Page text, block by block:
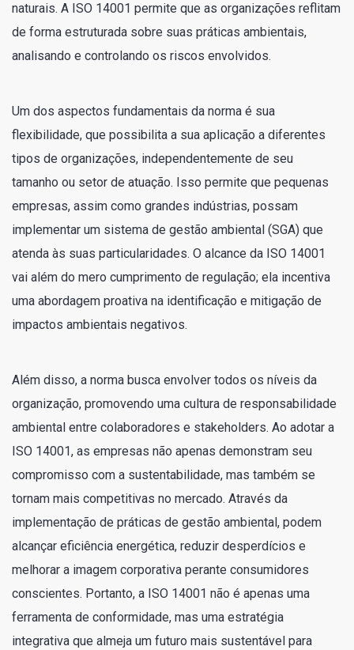
naturais. A ISO 14001 permite que as organizações reflitam
de forma estruturada sobre suas práticas ambientais,
analisando e controlando os riscos envolvidos.
Um dos aspectos fundamentais da norma é sua
flexibilidade, que possibilita a sua aplicação a diferentes
tipos de organizações, independentemente de seu
tamanho ou setor de atuação. Isso permite que pequenas
empresas, assim como grandes indústrias, possam
implementar um sistema de gestão ambiental (SGA) que
atenda às suas particularidades. O alcance da ISO 14001
vai além do mero cumprimento de regulação; ela incentiva
uma abordagem proativa na identificação e mitigação de
impactos ambientais negativos.
Além disso, a norma busca envolver todos os níveis da
organização, promovendo uma cultura de responsabilidade
ambiental entre colaboradores e stakeholders. Ao adotar a
ISO 14001, as empresas não apenas demonstram seu
compromisso com a sustentabilidade, mas também se
tornam mais competitivas no mercado. Através da
implementação de práticas de gestão ambiental, podem
alcançar eficiência energética, reduzir desperdícios e
melhorar a imagem corporativa perante consumidores
conscientes. Portanto, a ISO 14001 não é apenas uma
ferramenta de conformidade, mas uma estratégia
integrativa que almeja um futuro mais sustentável para